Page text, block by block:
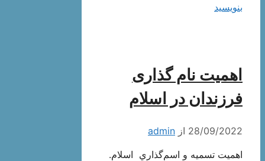
بنویسید
اهمیت نام ‌گذارى
فرزندان در اسلام
28/09/2022 از admin
اهميت تسميه و اسم‌گذاري اسلام.